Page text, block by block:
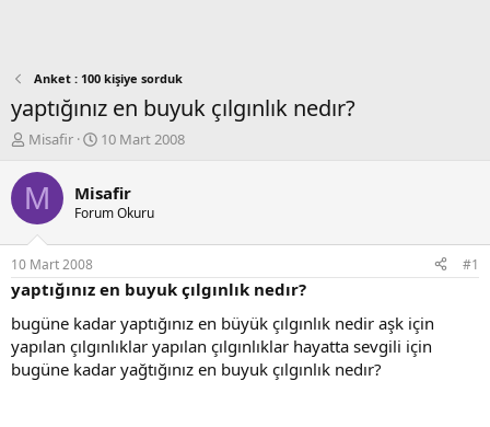
Anket : 100 kişiye sorduk
yaptığınız en buyuk çılgınlık nedır?
K
n
b
y
u
b
a
l
a
t
Misafir
B
l
a
ı
ç
a
r
i
10 Mart 2008
M Misafir
Forum Okuru
10 Mart 2008 #1
yaptığınız en buyuk çılgınlık nedır?
bugüne kadar yaptığınız en büyük çılgınlık nedir aşk için
yapılan çılgınlıklar yapılan çılgınlıklar hayatta sevgili için
bugüne kadar yağtığınız en buyuk çılgınlık nedır?